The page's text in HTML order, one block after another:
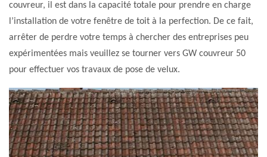
couvreur, il est dans la capacité totale pour prendre en charge
l’installation de votre fenêtre de toit à la perfection. De ce fait,
arrêter de perdre votre temps à chercher des entreprises peu
expérimentées mais veuillez se tourner vers GW couvreur 50
pour effectuer vos travaux de pose de velux.